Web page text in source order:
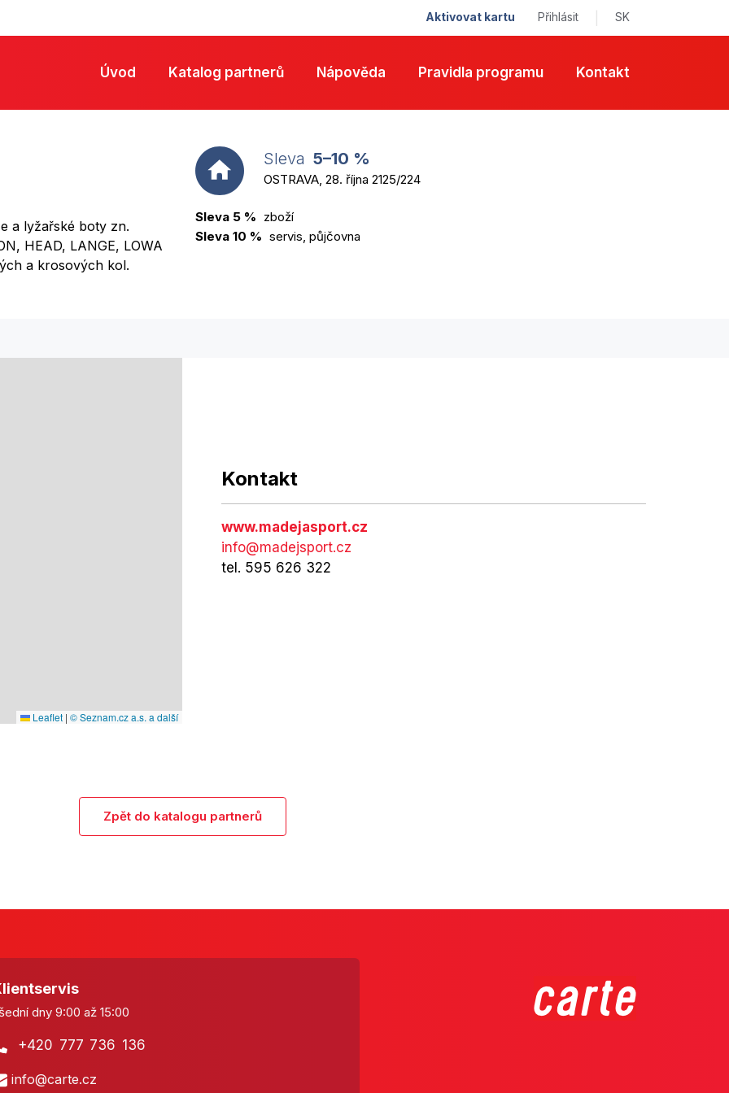
Aktivovat kartu Přihlásit SK
Úvod Katalog partnerů Nápověda Pravidla programu Kontakt
a lyžařské boty zn.
HEAD, LANGE, LOWA
a krosových kol.
Sleva 5–10 %
OSTRAVA, 28. října 2125/224
Sleva 5 % zboží
Sleva 10 % servis, půjčovna
Leaflet | © Seznam.cz a.s. a další
Kontakt
www.madejasport.cz
info@madejsport.cz
tel. 595 626 322
Zpět do katalogu partnerů
dny 9:00 až 15:00
+420 777 736 136
info@carte.cz